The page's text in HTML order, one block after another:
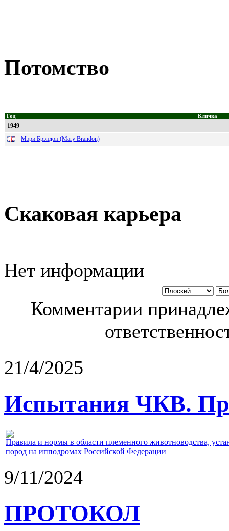
Потомство
Год Кличка
1949
Мэри Брэндон (Mary Brandon)
Скаковая карьера
Нет информации
Комментарии
21/4/2025
Испытания ЧКВ.
Правила и нормы в области племенного животноводства,
пород на ипподромах Российской Федерации
9/11/2024
ПРОТОКОЛ